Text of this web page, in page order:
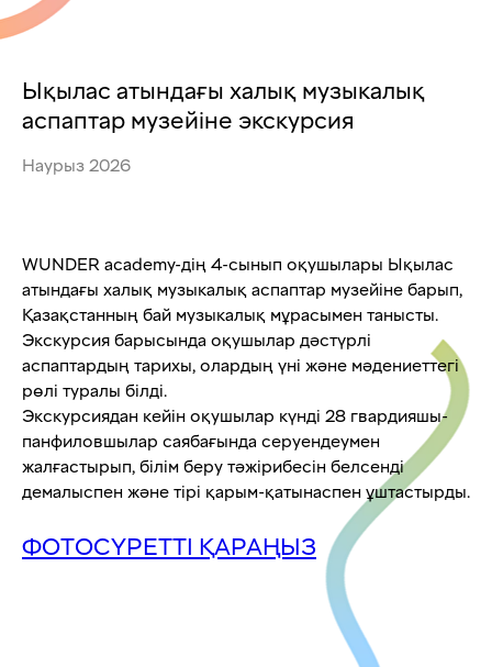
Ықылас атындағы халық музыкалық
аспаптар музейіне экскурсия
Наурыз 2026
WUNDER academy-дің 4-сынып оқушылары Ықылас
атындағы халық музыкалық аспаптар музейіне барып,
Қазақстанның бай музыкалық мұрасымен танысты.
Экскурсия барысында оқушылар дәстүрлі
аспаптардың тарихы, олардың үні және мәдениеттегі
рөлі туралы білді.
Экскурсиядан кейін оқушылар күнді 28 гвардияшы-
панфиловшылар саябағында серуендеумен
жалғастырып, білім беру тәжірибесін белсенді
демалыспен және тірі қарым-қатынаспен ұштастырды.
ФОТОСҮРЕТТІ ҚАРАҢЫЗ